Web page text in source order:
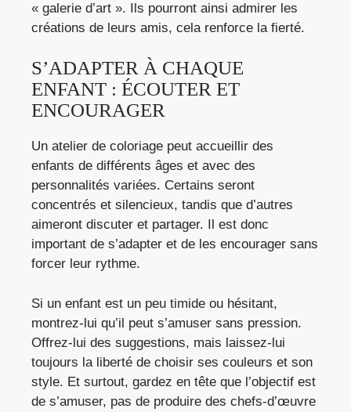
« galerie d’art ». Ils pourront ainsi admirer les
créations de leurs amis, cela renforce la fierté.
S’ADAPTER À CHAQUE
ENFANT : ÉCOUTER ET
ENCOURAGER
Un atelier de coloriage peut accueillir des
enfants de différents âges et avec des
personnalités variées. Certains seront
concentrés et silencieux, tandis que d’autres
aimeront discuter et partager. Il est donc
important de s’adapter et de les encourager sans
forcer leur rythme.
Si un enfant est un peu timide ou hésitant,
montrez-lui qu’il peut s’amuser sans pression.
Offrez-lui des suggestions, mais laissez-lui
toujours la liberté de choisir ses couleurs et son
style. Et surtout, gardez en tête que l’objectif est
de s’amuser, pas de produire des chefs-d’œuvre